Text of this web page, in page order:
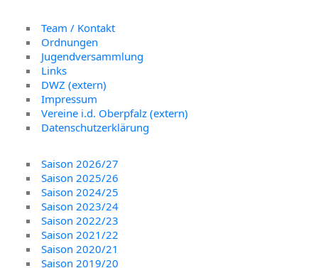
Team / Kontakt
Ordnungen
Jugendversammlung
Links
DWZ (extern)
Impressum
Vereine i.d. Oberpfalz (extern)
Datenschutzerklärung
Saison 2026/27
Saison 2025/26
Saison 2024/25
Saison 2023/24
Saison 2022/23
Saison 2021/22
Saison 2020/21
Saison 2019/20